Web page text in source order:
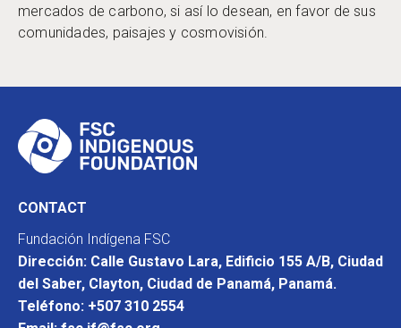
mercados de carbono, si así lo desean, en favor de sus
comunidades, paisajes y cosmovisión.
CONTACT
Fundación Indígena FSC
Dirección: Calle Gustavo Lara, Edificio 155 A/B, Ciudad
del Saber, Clayton, Ciudad de Panamá, Panamá.
Teléfono: +507 310 2554